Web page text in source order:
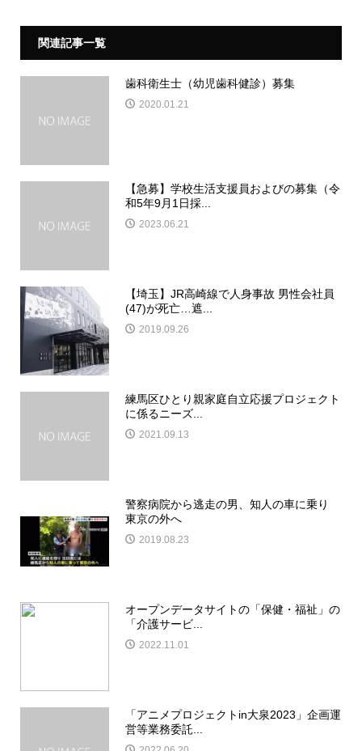
関連記事一覧
歯科衛生士（幼児歯科健診）募集
2020.01.21
【急募】学校生活支援員およびの募集（令
和5年9月1日採...
2023.06.21
【埼玉】JR高崎線で人身事故 男性会社員
(47)が死亡…遮...
2019.09.26
練馬区ひとり親家庭自立応援プロジェクト
に係るニーズ...
2021.09.13
警察病院から逃走の男、知人の車に乗り
東京の外へ
2019.08.23
オープンデータサイトの「保健・福祉」の
「介護サービ...
2022.11.01
「アニメプロジェクトin大泉2023」企画運
営等業務委託...